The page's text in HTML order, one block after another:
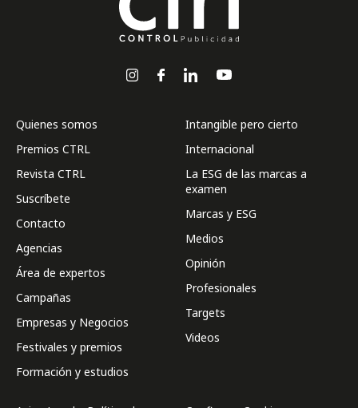
Quienes somos
Premios CTRL
Revista CTRL
Suscríbete
Contacto
Agencias
Área de expertos
Campañas
Empresas y Negocios
Festivales y premios
Formación y estudios
Intangible pero cierto
Internacional
La ESG de las marcas a
examen
Marcas y ESG
Medios
Opinión
Profesionales
Targets
Videos